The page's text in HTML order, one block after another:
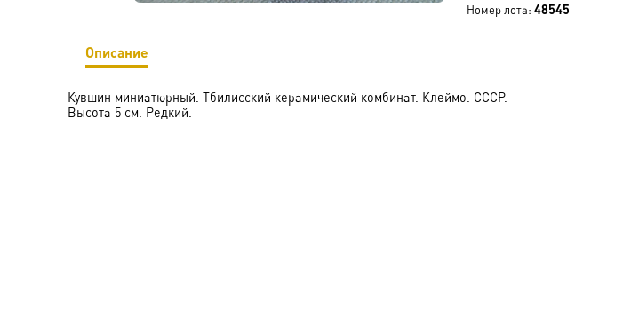
Номер лота:48545
Описание
Кувшин миниатюрный. Тбилисский керамический комбинат. Клеймо. СССР.
Высота 5 см. Редкий.